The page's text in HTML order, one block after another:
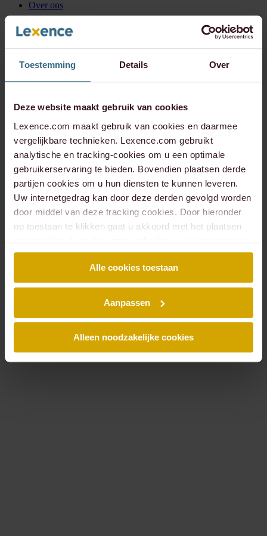
Toestemming Details Over
Deze website maakt gebruik van cookies
Lexence.com maakt gebruik van cookies en daarmee
vergelijkbare technieken. Lexence.com gebruikt
analytische en tracking-cookies om u een optimale
gebruikerservaring te bieden. Bovendien plaatsen derde
partijen cookies om u hun diensten te kunnen leveren.
Uw internetgedrag kan door deze derden gevolgd worden
door middel van deze tracking cookies. Door hieronder
op toestaan te klikken gaat u akkoord met het plaatsen
van cookies. Lees hier onze volledigecookiestatement.
Alle cookies toestaan
Aanpassen
Alleen noodzakelijke cookies
Over ons
Over Lexence
Internationaal
ESG Visie
ESG Boutique
Koninklijke Nederlandse Roeibond
ARTIS
Meer over ons
Expertises
Alle expertises
Banking & Finance
Corporate & Commercial
Corporate / M&A
Huurrecht
Litigation
Notariaat ondernemingsrecht
Notariaat vastgoedrecht
Technology & Data
Vastgoedontwikkeling & -transacties
Alle Expertises
Jubileumboek
Recente zaken
Blog
Publicaties
Thema's